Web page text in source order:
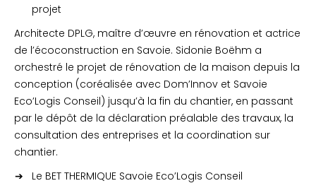
projet
Architecte DPLG, maître d’œuvre en rénovation et actrice
de l’écoconstruction en Savoie. Sidonie Boëhm a
orchestré le projet de rénovation de la maison depuis la
conception (coréalisée avec Dom’Innov et Savoie
Eco’Logis Conseil) jusqu’à la fin du chantier, en passant
par le dépôt de la déclaration préalable des travaux, la
consultation des entreprises et la coordination sur
chantier.
Le BET THERMIQUE Savoie Eco’Logis Conseil